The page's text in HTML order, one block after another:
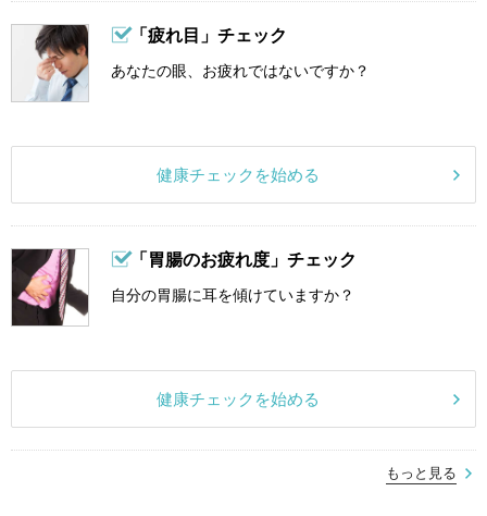
「疲れ目」チェック
あなたの眼、お疲れではないですか？
健康チェックを始める
「胃腸のお疲れ度」チェック
自分の胃腸に耳を傾けていますか？
健康チェックを始める
もっと見る